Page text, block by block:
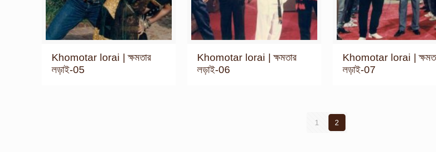
Khomotar lorai | ক্ষমতার
লড়াই-05
Khomotar lorai | ক্ষমতার
লড়াই-06
Khomotar lorai |
লড়াই-07
1 2